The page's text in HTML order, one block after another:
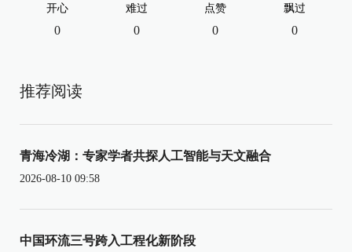
开心
0
难过
0
点赞
0
飘过
0
推荐阅读
青海冷湖：专家学者共探人工智能与天文融合
2026-08-10 09:58
中国环流三号跨入工程化新阶段